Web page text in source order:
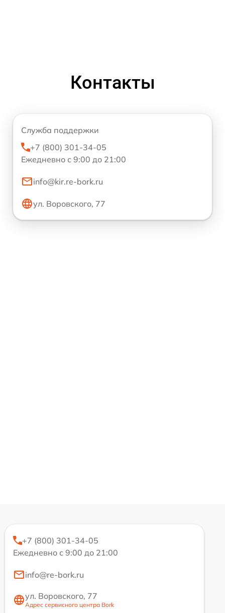
Контакты
Служба поддержки
+7 (800) 301-34-05
Ежедневно с 9:00 до 21:00
info@kir.re-bork.ru
ул. Воровского, 77
+7 (800) 301-34-05
Ежедневно с 9:00 до 21:00
info@re-bork.ru
ул. Воровского, 77
Адрес сервисного центра Bork